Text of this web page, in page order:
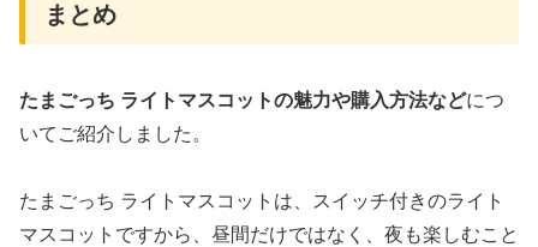
まとめ
たまごっち ライトマスコットの魅力や購入方法などにつ
いてご紹介しました。
たまごっち ライトマスコットは、スイッチ付きのライト
マスコットですから、昼間だけではなく、夜も楽しむこと